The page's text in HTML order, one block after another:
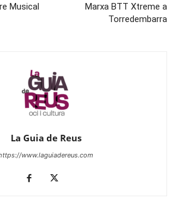
Musical
Marxa BTT Xtreme a
Torredembarra
La Guia de Reus
www.laguiadereus.com